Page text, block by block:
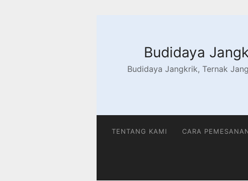
Budidaya
Budidaya Jangkrik, Ternak
TENTANG KAMI CARA